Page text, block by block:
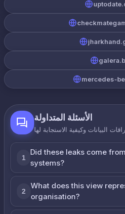
mercedes-
الأسئلة المتداولة
البيانات وكيفية الاستجابة لها
1
Did these leaks come
systems?
2
What does this view
organisation?